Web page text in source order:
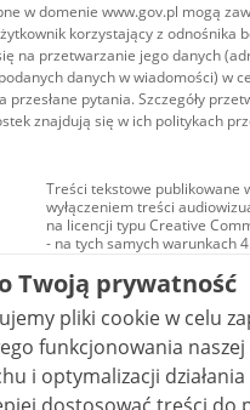
w domenie www.gov.pl mogą
korzystający z odnośnika
na przetwarzanie jego danych
danych w wiadomości) w
przesłane pytania. Szczegóły
znajdują się w ich politykach
Treści tekstowe publikowane
wyłączeniem treści
na licencji typu Creative
- na tych samych warunkach
Materiały audiowizualne, w
audio i wideo, są
Creative Commons: uznanie
niekomercyjne - bez utworów
NC-ND 4.0), o ile nie jest to
Twoją prywatność
pliki cookie w celu
funkcjonowania
optymalizacji działania strony.